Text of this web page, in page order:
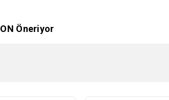
Öneriyor